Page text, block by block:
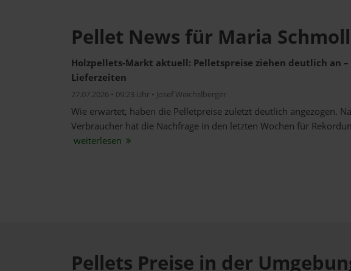
Pellet News für Maria
Holzpellets-Markt aktuell: Pelletspreise ziehen deutlich an
Lieferzeiten
27.07.2026 • 09:23 Uhr • Josef Weichslberger
Wie erwartet, haben die Pelletpreise zuletzt deutlich angezogen.
Verbraucher hat die Nachfrage in den letzten Wochen für
weiterlesen
Pellets Preise in der